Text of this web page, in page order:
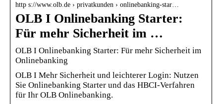
http s://www.olb.de › privatkunden › onlinebanking-star…
OLB I Onlinebanking Starter:
Für mehr Sicherheit im …
OLB I Onlinebanking Starter: Für mehr Sicherheit im
Onlinebanking
OLB I Mehr Sicherheit und leichterer Login: Nutzen
Sie Onlinebanking Starter und das HBCI-Verfahren
für Ihr OLB Onlinebanking.